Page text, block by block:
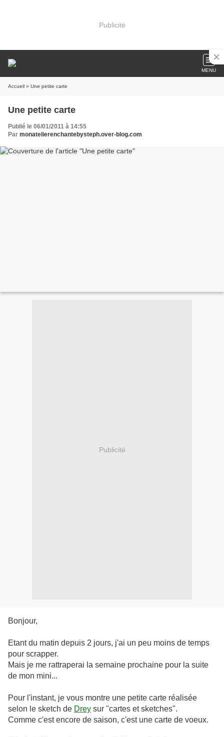
Publicité
MENU
Accueil » Une petite carte
Une petite carte
Publié le 06/01/2011 à 14:55
Par monatelierenchantebysteph.over-blog.com
Publicité
Bonjour,
Etant du matin depuis 2 jours, j'ai un peu moins de temps
pour scrapper.
Mais je me rattraperai la semaine prochaine pour la suite
de mon mini...
Pour l'instant, je vous montre une petite carte réalisée
selon le sketch de Drey sur "cartes et sketches".
Comme c'est encore de saison, c'est une carte de voeux.